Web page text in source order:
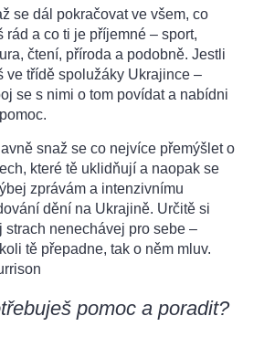
se dál pokračovat ve všem, co
rád a co ti je příjemné – sport,
čtení, příroda a podobně. Jestli
ve třídě spolužáky Ukrajince –
se s nimi o tom povídat a nabídni
snaž se co nejvíce přemýšlet o
které tě uklidňují a naopak se
zprávám a intenzivnímu
dění na Ukrajině. Určitě si
strach nenechávej pro sebe –
tě přepadne, tak o něm mluv.
pomoc a poradit?